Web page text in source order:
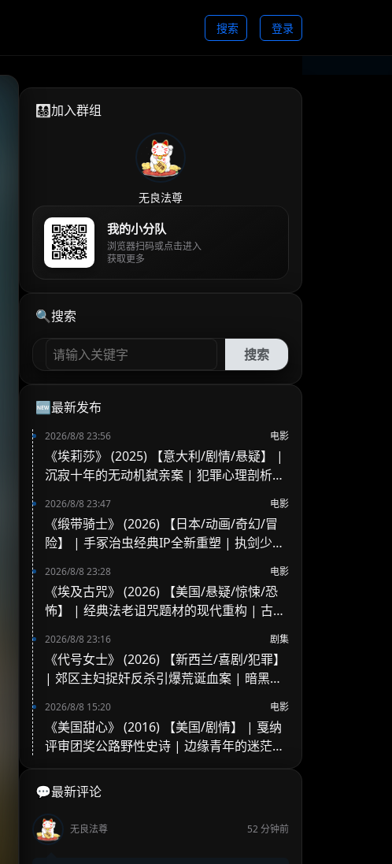
搜索 登录
👨‍👩‍👧‍👦加入群组
无良法尊
我的小分队
浏览器扫码或点击进入
获取更多
🔍搜索
搜索
🆕最新发布
2026/8/8 23:56 电影
《埃莉莎》 (2025) 【意大利/剧情/悬疑】 |
沉寂十年的无动机弑亲案 | 犯罪心理剖析与
2026/8/8 23:47 电影
《缎带骑士》 (2026) 【日本/动画/奇幻/冒
险】 | 手冢治虫经典IP全新重塑 | 执剑少女
2026/8/8 23:28 电影
《埃及古咒》 (2026) 【美国/悬疑/惊悚/恐
怖】 | 经典法老诅咒题材的现代重构 | 古老
2026/8/8 23:16 剧集
《代号女士》 (2026) 【新西兰/喜剧/犯罪】
| 郊区主妇捉奸反杀引爆荒诞血案 | 暗黑黑
2026/8/8 15:20 电影
《美国甜心》 (2016) 【美国/剧情】 | 戛纳
评审团奖公路野性史诗 | 边缘青年的迷茫、
💬最新评论
无良法尊 52 分钟前